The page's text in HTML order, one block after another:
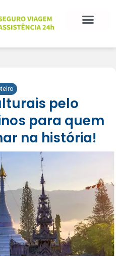
pelo
para quem
na história!